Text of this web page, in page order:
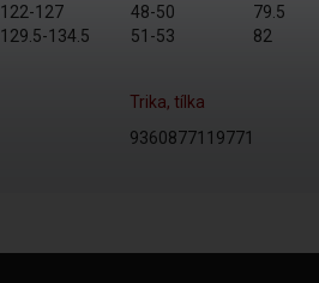
122-127 48-50 79.5
129.5-134.5 51-53 82
Trika, tílka
9360877119771